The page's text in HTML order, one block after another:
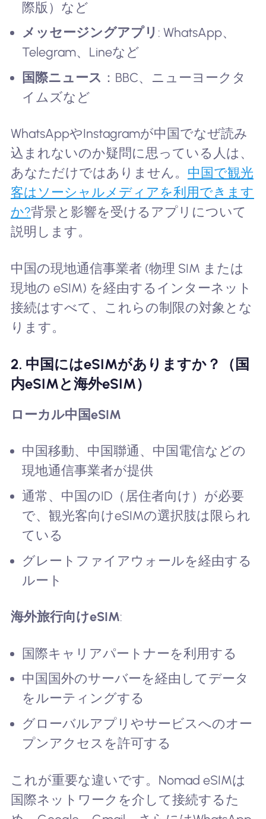
際版）など
メッセージングアプリ : WhatsApp、
Telegram、Lineなど
国際ニュース ：BBC、ニューヨークタ
イムズなど
WhatsAppやInstagramが中国でなぜ読み
込まれないのか疑問に思っている人は、
あなただけではありません。 中国で観光
客はソーシャルメディアを利用できます
か?背景と影響を受けるアプリについて
説明します。
中国の現地通信事業者 (物理 SIM または
現地の eSIM) を経由するインターネット
接続はすべて、これらの制限の対象とな
ります。
2. 中国にはeSIMがありますか？（国
内eSIMと海外eSIM）
ローカル中国eSIM
中国移動、中国聯通、中国電信などの
現地通信事業者が提供
通常、中国のID（居住者向け）が必要
で、観光客向けeSIMの選択肢は限られ
ている
グレートファイアウォールを経由する
ルート
海外旅行向けeSIM:
国際キャリアパートナーを利用する
中国国外のサーバーを経由してデータ
をルーティングする
グローバルアプリやサービスへのオー
プンアクセスを許可する
これが重要な違いです。Nomad eSIMは
国際ネットワークを介して接続するた